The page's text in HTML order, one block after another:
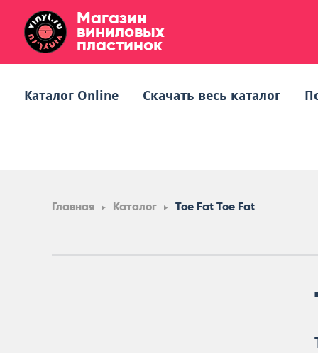
Магазин
виниловых
пластинок
Каталог Online Скачать весь каталог
Главная Каталог Toe Fat Toe Fat